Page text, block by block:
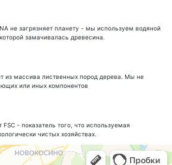
не загрязняет планету - мы используем водяной
замачивалась древесина.
из массива лиственных пород дерева. Мы не
или иных компонентов
- показатель того, что используемая
чистых хозяйствах.